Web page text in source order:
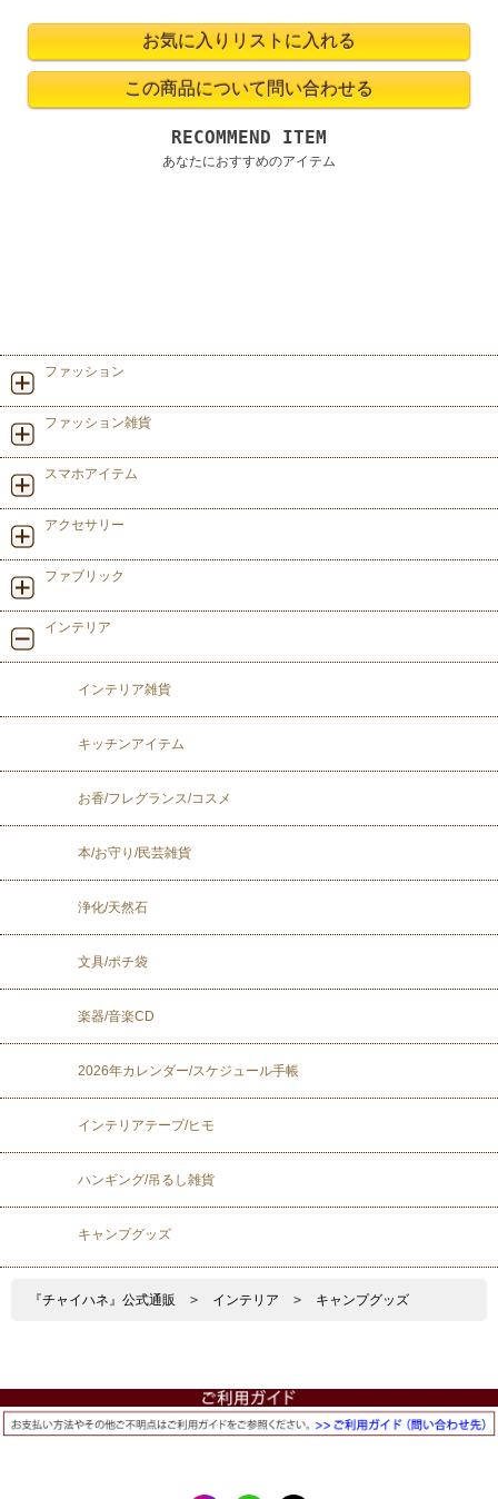
RECOMMEND ITEM
あなたにおすすめのアイテム
ファッション
ファッション雑貨
スマホアイテム
アクセサリー
ファブリック
インテリア
インテリア雑貨
キッチンアイテム
お香/フレグランス/コスメ
本/お守り/民芸雑貨
浄化/天然石
文具/ポチ袋
楽器/音楽CD
2026年カレンダー/スケジュール手帳
インテリアテープ/ヒモ
ハンギング/吊るし雑貨
キャンプグッズ
『チャイハネ』公式通販 > インテリア > キャンプグッズ